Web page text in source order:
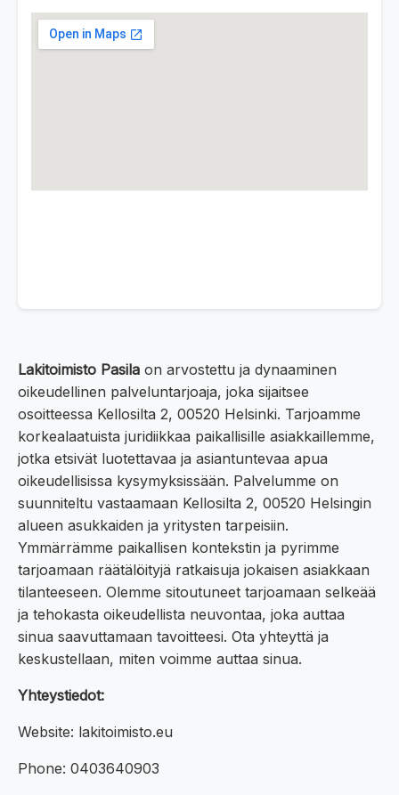
Lakitoimisto Pasila on arvostettu ja dynaaminen
oikeudellinen palveluntarjoaja, joka sijaitsee
osoitteessa Kellosilta 2, 00520 Helsinki. Tarjoamme
korkealaatuista juridiikkaa paikallisille asiakkaillemme,
jotka etsivät luotettavaa ja asiantuntevaa apua
oikeudellisissa kysymyksissään. Palvelumme on
suunniteltu vastaamaan Kellosilta 2, 00520 Helsingin
alueen asukkaiden ja yritysten tarpeisiin.
Ymmärrämme paikallisen kontekstin ja pyrimme
tarjoamaan räätälöityjä ratkaisuja jokaisen asiakkaan
tilanteeseen. Olemme sitoutuneet tarjoamaan selkeää
ja tehokasta oikeudellista neuvontaa, joka auttaa
sinua saavuttamaan tavoitteesi. Ota yhteyttä ja
keskustellaan, miten voimme auttaa sinua.
Yhteystiedot:
Website: lakitoimisto.eu
Phone: 0403640903